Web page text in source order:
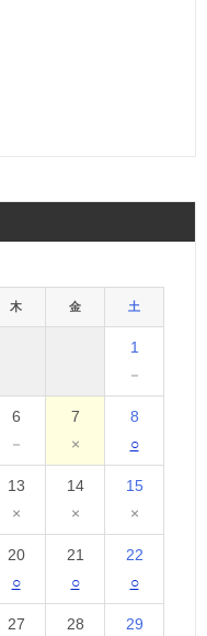
木 金 土
1
－
6
－
7
×
8
○
13
×
14
×
15
×
20
○
21
○
22
○
27
28
29